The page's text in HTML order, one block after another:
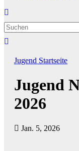
Jugend Startseite
Jugend
2026
Jan. 5, 2026